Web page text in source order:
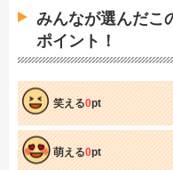
みんなが選んだこ
ポイント！
笑える0pt
萌える0pt